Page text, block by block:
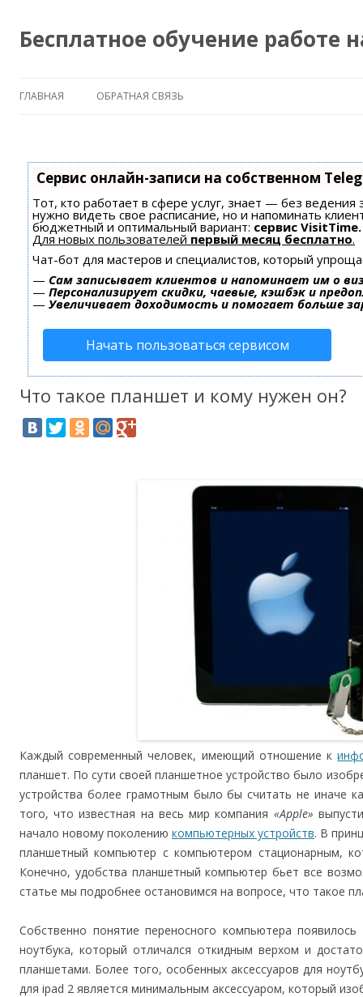
Бесплатное обучение работе
ГЛАВНАЯ ОБРАТНАЯ СВЯЗЬ
Сервис онлайн-записи на собственном
Тот, кто работает в сфере услуг, знает — без ведения
нужно видеть свое расписание, но и напоминать
бюджетный и оптимальный вариант: сервис VisitTime.
Для новых пользователей первый месяц бесплатно.
Чат-бот для мастеров и специалистов, который
— Сам записывает клиентов и напоминает им о
— Персонализирует скидки, чаевые, кэшбэк и
— Увеличивает доходимость и помогает больше
Начать пользоваться сервисом
Что такое планшет и кому нужен он?
Каждый современный человек, имеющий отношение к
планшет. По сути своей планшетное устройство было
устройства более грамотным было бы считать не иначе
того, что известная на весь мир компания «Apple»
начало новому поколениюкомпьютерных устройств. В
планшетный компьютер с компьютером стационарным,
Конечно, удобства планшетный компьютер бьет все
статье мы подробнее остановимся на вопросе, что такое
Собственно понятие переносного компьютера
ноутбука, который отличался откидным верхом и
планшетами. Более того, особенных аксессуаров для
для ipad 2 является минимальным аксессуаром, который